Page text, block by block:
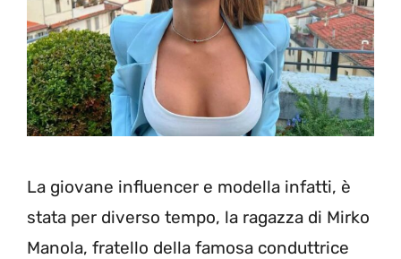
La giovane influencer e modella infatti, è
stata per diverso tempo, la ragazza di Mirko
Manola, fratello della famosa conduttrice